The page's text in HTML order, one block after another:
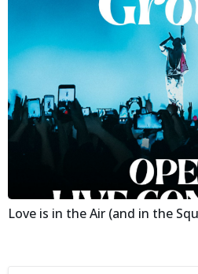
Love is in the Air (and in the